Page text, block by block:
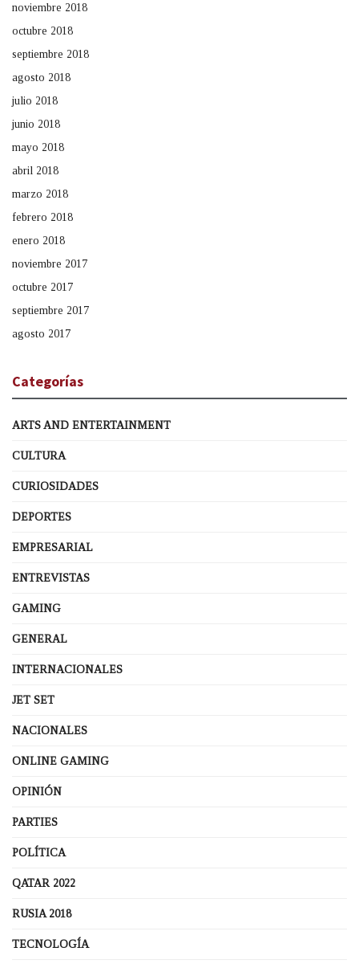
noviembre 2018
octubre 2018
septiembre 2018
agosto 2018
julio 2018
junio 2018
mayo 2018
abril 2018
marzo 2018
febrero 2018
enero 2018
noviembre 2017
octubre 2017
septiembre 2017
agosto 2017
Categorías
ARTS AND ENTERTAINMENT
CULTURA
CURIOSIDADES
DEPORTES
EMPRESARIAL
ENTREVISTAS
GAMING
GENERAL
INTERNACIONALES
JET SET
NACIONALES
ONLINE GAMING
OPINIÓN
PARTIES
POLÍTICA
QATAR 2022
RUSIA 2018
TECNOLOGÍA